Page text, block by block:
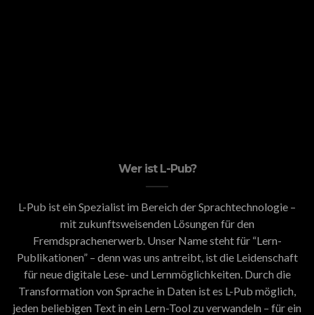
Wer ist L-Pub?
L-Pub ist ein Spezialist im Bereich der Sprachtechnologie –
mit zukunftsweisenden Lösungen für den
Fremdsprachenerwerb. Unser Name steht für “Lern-
Publikationen” – denn was uns antreibt, ist die Leidenschaft
für neue digitale Lese- und Lernmöglichkeiten. Durch die
Transformation von Sprache in Daten ist es L-Pub möglich,
jeden beliebigen Text in ein Lern-Tool zu verwandeln – für ein